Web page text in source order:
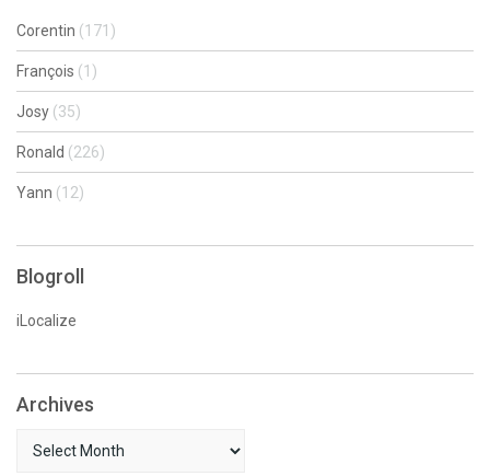
Corentin (171)
François (1)
Josy (35)
Ronald (226)
Yann (12)
Blogroll
iLocalize
Archives